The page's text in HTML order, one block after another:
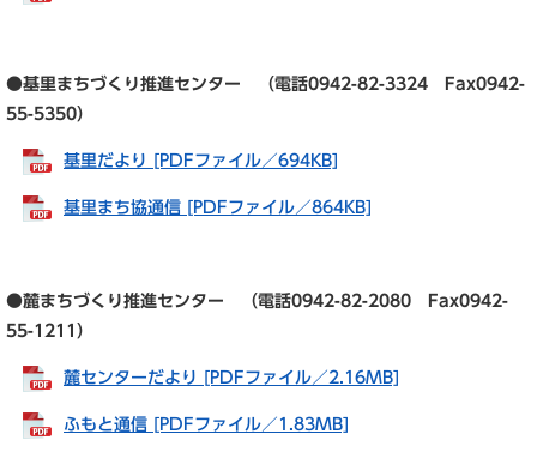
●基里まちづくり推進センター （電話0942-82-3324 Fax0942-
55-5350）
基里だより [PDFファイル／694KB]
基里まち協通信 [PDFファイル／864KB]
●麓まちづくり推進センター （電話0942-82-2080 Fax0942-
55-1211）
麓センターだより [PDFファイル／2.16MB]
ふもと通信 [PDFファイル／1.83MB]